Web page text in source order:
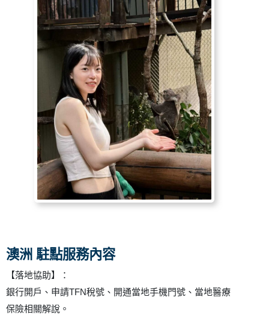
澳洲 駐點服務內容
【落地協助】：
銀行開戶、申請TFN稅號、開通當地手機門號、當地醫療
保險相關解說。